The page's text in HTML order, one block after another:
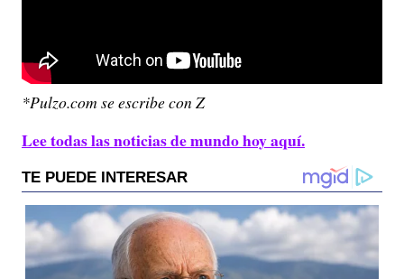
*Pulzo.com se escribe con Z
Lee todas las noticias de mundo hoy aquí.